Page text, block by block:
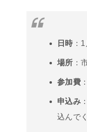
日時：1
場所 ：
参加費
申込み
込んで